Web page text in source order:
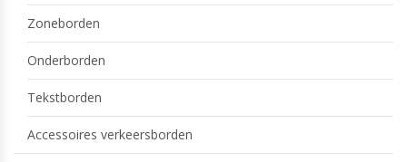
Zoneborden
Onderborden
Tekstborden
Accessoires verkeersborden